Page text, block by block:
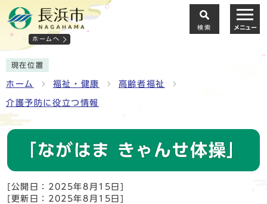
ホームへ
検索 メニュー
現在位置
ホーム 福祉・健康 高齢者福祉
介護予防に役立つ情報
「ながはま きゃんせ体操」
[公開日：2025年8月15日]
[更新日：2025年8月15日]